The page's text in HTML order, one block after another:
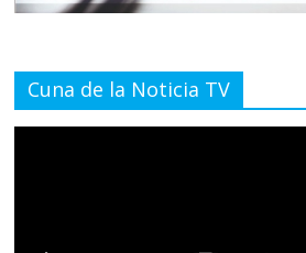
Cuna de la Noticia TV